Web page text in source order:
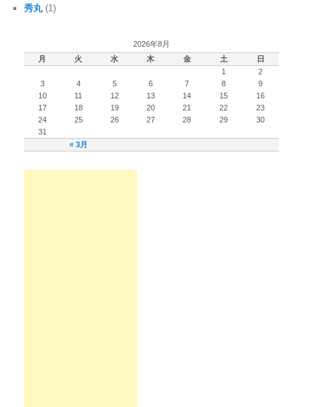
秀丸(1)
2026年8月
月
火 水 木 金 土 日
« 3月
1
2
3
4 5 6 7 8
9
10
11 12 13 14 15
16
17
18 19 20 21 22
23
24
25 26 27 28 29
30
31